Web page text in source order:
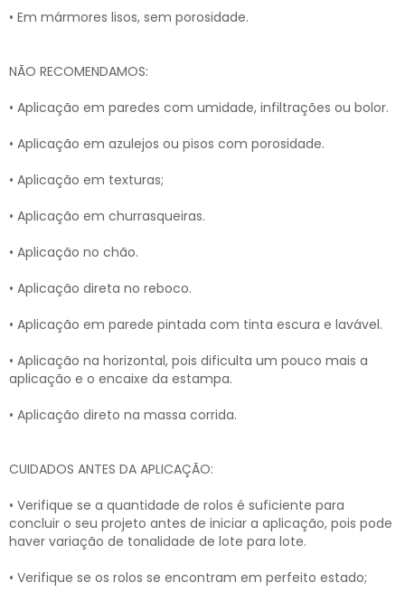
• Em mármores lisos, sem porosidade.
NÃO RECOMENDAMOS:
• Aplicação em paredes com umidade, infiltrações ou bolor.
• Aplicação em azulejos ou pisos com porosidade.
• Aplicação em texturas;
• Aplicação em churrasqueiras.
• Aplicação no chão.
• Aplicação direta no reboco.
• Aplicação em parede pintada com tinta escura e lavável.
• Aplicação na horizontal, pois dificulta um pouco mais a
aplicação e o encaixe da estampa.
• Aplicação direto na massa corrida.
CUIDADOS ANTES DA APLICAÇÃO:
• Verifique se a quantidade de rolos é suficiente para
concluir o seu projeto antes de iniciar a aplicação, pois pode
haver variação de tonalidade de lote para lote.
• Verifique se os rolos se encontram em perfeito estado;